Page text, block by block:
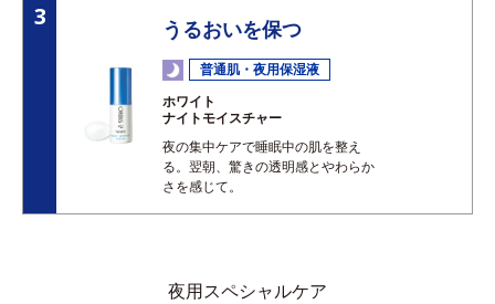
3 うるおいを保つ
普通肌・夜用保湿液
ホワイト
ナイトモイスチャー
夜の集中ケアで睡眠中の肌を整え
る。翌朝、驚きの透明感とやわらか
さを感じて。
夜用スペシャルケア